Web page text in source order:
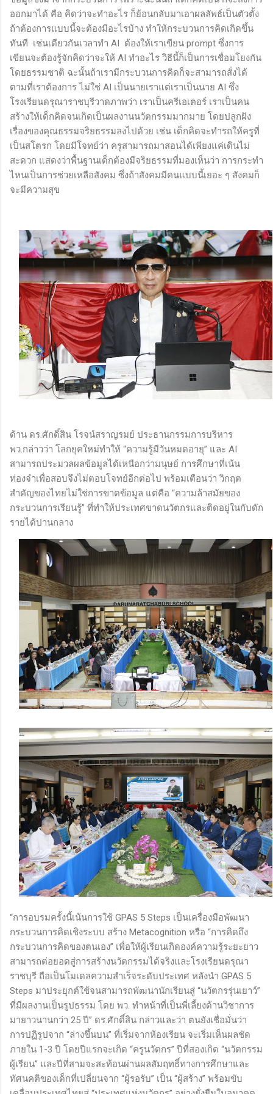
ออกมาได้ คือ คิดว่าจะทำอะไร ก็ย้อนกลับมาเอาผลลัพธ์เป็นตัวตั้ง
ถ้าต้องการแบบนี้จะต้องมีอะไรบ้าง ทำให้กระบวนการคิดเกิดขึ้น
ทันที เช่นเดียวกันเวลาทำ AI ต้องให้เราเขียน prompt ซึ่งการ
เขียนจะต้องรู้จักคิดว่าจะให้ AI ทำอะไร วิธีนี้ก็เป็นการเชื่อมโยงกัน
โดยธรรมชาติ ฉะนั้นถ้าเรามีกระบวนการคิดก็จะสามารถสั่งได้
ตามที่เราต้องการ ไม่ใช่ AI เป็นนายเราแต่เราเป็นนาย AI ซึ่ง
โรงเรียนดรุณาราชบุรีวาดภาพว่า เราเป็นครีเอเตอร์ เราเป็นคน
สร้างให้เด็กคิดจนเกิดเป็นผลงานนวัตกรรมมากมาย โดยปลูกฝัง
เรื่องของคุณธรรมจริยธรรมลงไปด้วย เช่น เด็กคิดจะทำรถให้ครูที่
เป็นสโตรก โดยมีโจทย์ว่า ครูสามารถมาสอนได้เพียงแค่เดินไม่
สะดวก แสดงว่าพื้นฐานเด็กต้องมีจริยธรรมที่มองเห็นว่า การกระทำ
ไหนเป็นการช่วยเหลือสังคม ซึ่งถ้าสังคมมีคนแบบนี้เยอะ ๆ สังคมก็
จะมีความสุข
ด้าน ดร.ศักดิ์สิน โรจน์สราญรมย์ ประธานกรรมการบริหาร
พว.กล่าวว่า โลกยุคใหม่ทำให้ “ความรู้มีวันหมดอายุ” และ AI
สามารถประมวลผลข้อมูลได้เหนือกว่ามนุษย์ การศึกษาที่เน้น
ท่องจำเพื่อสอบจึงไม่ตอบโจทย์อีกต่อไป พร้อมเตือนว่า วิกฤต
สำคัญของไทยไม่ใช่การขาดข้อมูล แต่คือ “ความล้าสมัยของ
กระบวนการเรียนรู้” ที่ทำให้ประเทศขาดนวัตกรและติดอยู่ในกับดัก
รายได้ปานกลาง
“การอบรมครั้งนี้เน้นการใช้ GPAS 5 Steps เป็นเครื่องมือพัฒนา
กระบวนการคิดเชิงระบบ สร้าง Metacognition หรือ “การคิดถึง
กระบวนการคิดของตนเอง” เพื่อให้ผู้เรียนเกิดองค์ความรู้ระยะยาว
สามารถต่อยอดสู่การสร้างนวัตกรรมได้จริงและโรงเรียนดรุณา
ราชบุรี ถือเป็นโมเดลความสำเร็จระดับประเทศ หลังนำ GPAS 5
Steps มาประยุกต์ใช้จนสามารถพัฒนานักเรียนสู่ “นวัตกรรุ่นเยาว์”
ที่มีผลงานเป็นรูปธรรม โดย พว. ทำหน้าที่เป็นพี่เลี้ยงด้านวิชาการ
มายาวนานกว่า 25 ปี” ดร.ศักดิ์สิน กล่าวและว่า ตนยังเชื่อมั่นว่า
การปฏิรูปจาก “ล่างขึ้นบน” ที่เริ่มจากห้องเรียน จะเริ่มเห็นผลชัด
ภายใน 1-3 ปี โดยปีแรกจะเกิด “ครูนวัตกร” ปีที่สองเกิด “นวัตกรรม
ผู้เรียน” และปีที่สามจะสะท้อนผ่านผลสัมฤทธิ์ทางการศึกษาและ
ทัศนคติของเด็กที่เปลี่ยนจาก “ผู้รอรับ” เป็น “ผู้สร้าง” พร้อมขับ